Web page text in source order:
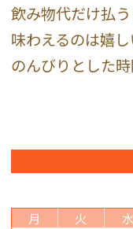
飲み物代だけ払
味わえるのは嬉
のんびりとした
月 火 水